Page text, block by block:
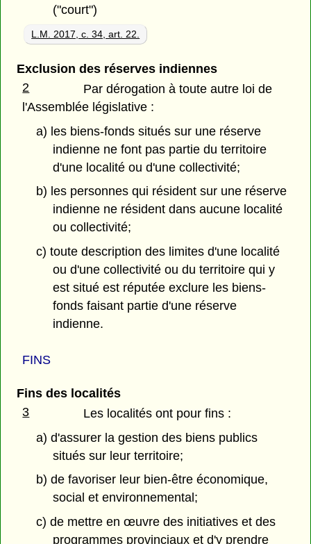
("court")
L.M. 2017, c. 34, art. 22.
Exclusion des réserves indiennes
2
Par dérogation à toute autre loi de
l'Assemblée législative :
a) les biens-fonds situés sur une réserve
indienne ne font pas partie du territoire
d'une localité ou d'une collectivité;
b) les personnes qui résident sur une réserve
indienne ne résident dans aucune localité
ou collectivité;
c) toute description des limites d'une localité
ou d'une collectivité ou du territoire qui y
est situé est réputée exclure les biens-
fonds faisant partie d'une réserve
indienne.
FINS
Fins des localités
3
Les localités ont pour fins :
a) d'assurer la gestion des biens publics
situés sur leur territoire;
b) de favoriser leur bien-être économique,
social et environnemental;
c) de mettre en œuvre des initiatives et des
programmes provinciaux et d'y prendre